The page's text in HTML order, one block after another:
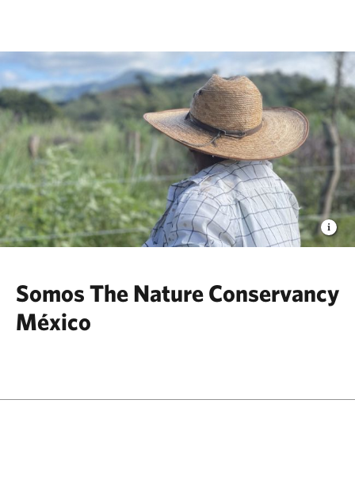
The Nature Conservancy
Somos The Nature Conservancy
México